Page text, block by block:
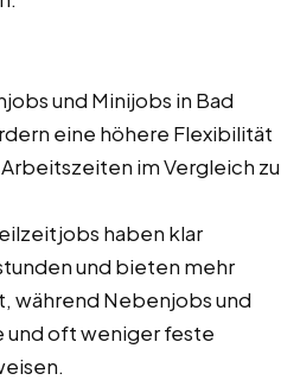
und Minijobs in Bad
eine höhere Flexibilität
im Vergleich zu
haben klar
und bieten mehr
während Nebenjobs und
und oft weniger feste